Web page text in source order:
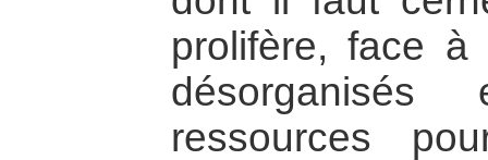
prolifère, face à
ressources